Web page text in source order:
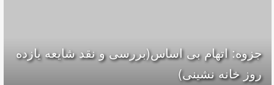
جزوه: اتهام بی اساس(بررسی و نقد شایعه یازده
روز خانه نشینی)